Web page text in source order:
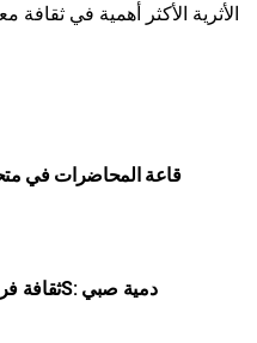
الأثرية الأكثر أهمية في ثقافة
قاعة المحاضرات في
ثقافة فرعية الشباب من '50S: دمية صبي